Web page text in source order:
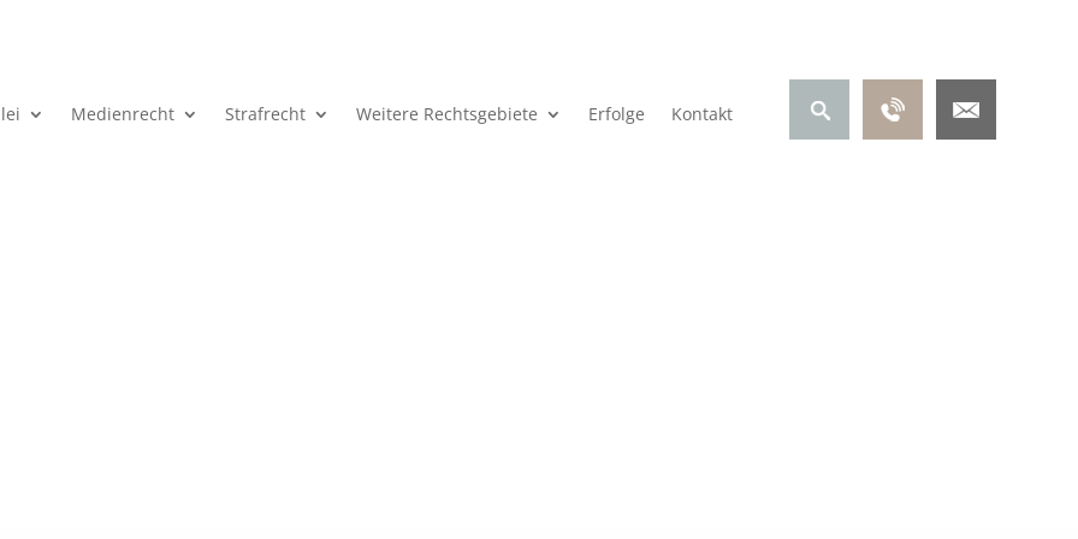
Medienrecht Strafrecht Weitere Rechtsgebiete Erfolge Kontakt